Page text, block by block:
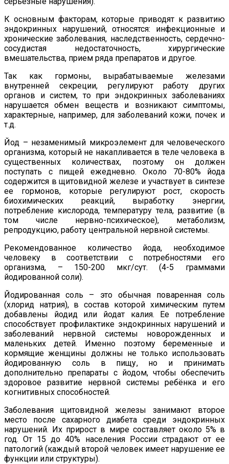
К основным факторам, которые приводят к развитию
эндокринных нарушений, относятся: инфекционные и
хронические заболевания, наследственность, сердечно-
сосудистая недостаточность, хирургические
вмешательства, прием ряда препаратов и другое.
Так как гормоны, вырабатываемые железами
внутренней секреции, регулируют работу других
органов и систем, то при эндокринных заболеваниях
нарушается обмен веществ и возникают симптомы,
характерные, например, для заболеваний кожи, почек и
т.д.
Йод – незаменимый микроэлемент для человеческого
организма, который не накапливается в теле человека в
существенных количествах, поэтому он должен
поступать с пищей ежедневно. Около 70-80% йода
содержится в щитовидной железе и участвует в синтезе
ее гормонов, которые регулируют рост,
скорость
биохимических реакций, выработку энергии,
потребление кислорода, температуру тела, развитие (в
том числе нервно-психическое), метаболизм,
репродукцию, работу центральной нервной системы.
Рекомендованное количество йода, необходимое
человеку в соответствии с потребностями его
организма, – 150-200 мкг/сут. (4-5 граммами
йодированной соли).
Йодированная соль – это обычная поваренная соль
(хлорид натрия), в состав которой химическим путем
добавлены йодид или йодат калия. Ее потребление
способствует профилактике эндокринных нарушений и
заболеваний нервной системы новорожденных и
маленьких детей. Именно поэтому беременные и
кормящие женщины должны не только использовать
йодированную соль в пищу, но и принимать
дополнительно препараты с йодом, чтобы обеспечить
здоровое развитие нервной системы ребёнка и его
когнитивных способностей.
Заболевания щитовидной железы занимают второе
место после сахарного диабета среди эндокринных
нарушений. Их прирост в мире составляет около 5% в
год. От 15 до 40% населения России страдают от ее
патологий (каждый второй человек имеет нарушение ее
функции или структуры).